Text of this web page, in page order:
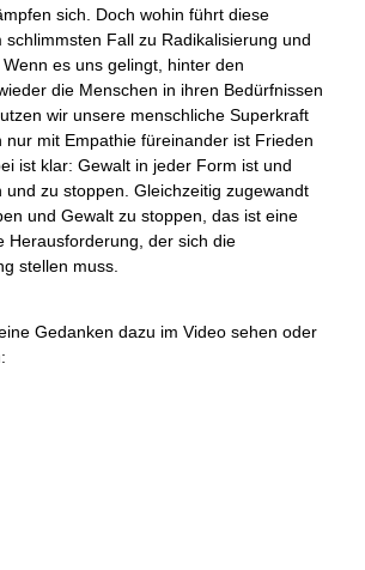
sich. Doch wohin führt diese
schlimmsten Fall zu Radikalisierung und
es uns gelingt, hinter den
die Menschen in ihren Bedürfnissen
wir unsere menschliche Superkraft
nur mit Empathie füreinander ist Frieden
ist klar: Gewalt in jeder Form ist und
und zu stoppen. Gleichzeitig zugewandt
und Gewalt zu stoppen, das ist eine
Herausforderung, der sich die
stellen muss.
Gedanken dazu im Video sehen oder